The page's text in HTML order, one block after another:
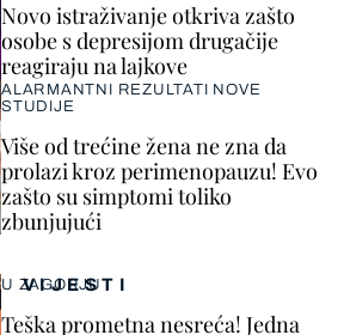
VIJESTI
U ZAGORJU
Teška prometna nesreća! Jedna
Novo istraživanje otkriva zašto
osobe s depresijom drugačije
reagiraju na lajkove
ALARMANTNI REZULTATI NOVE
STUDIJE
Više od trećine žena ne zna da
prolazi kroz perimenopauzu! Evo
zašto su simptomi toliko
zbunjujući